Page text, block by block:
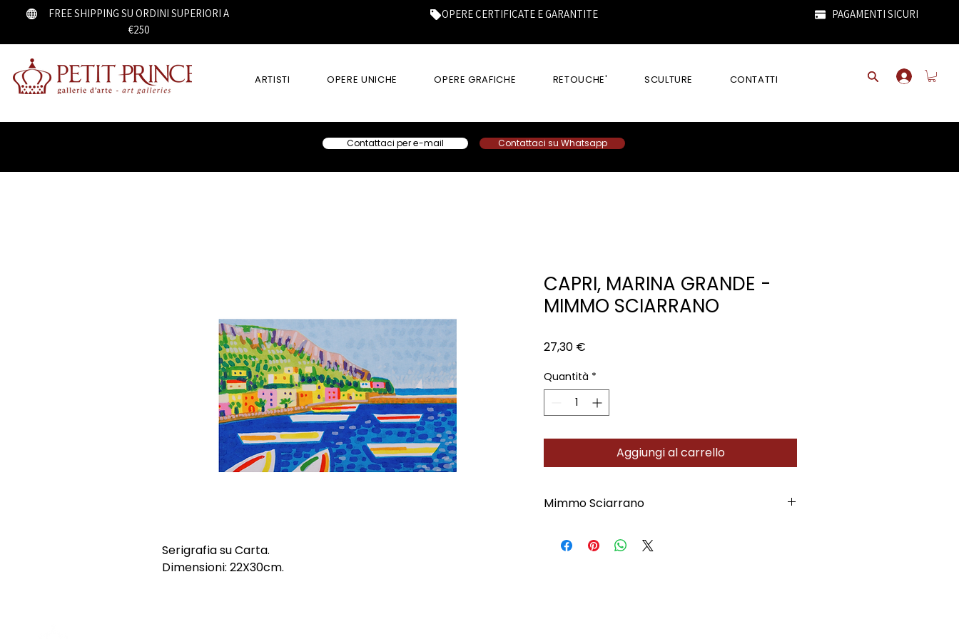
FREE SHIPPING SU ORDINI SUPERIORI A
€250
OPERE CERTIFICATE E GARANTITE PAGAMENTI SICURI
ARTISTI OPERE UNICHE OPERE GRAFICHE RETOUCHE' SCULTURE CONTATTI
Contattaci per e-mail Contattaci su Whatsapp
Serigrafia su Carta.
Dimensioni: 22X30cm.
CAPRI, MARINA GRANDE -
MIMMO SCIARRANO
27,30 €
Quantità *
Aggiungi al carrello
Mimmo Sciarrano